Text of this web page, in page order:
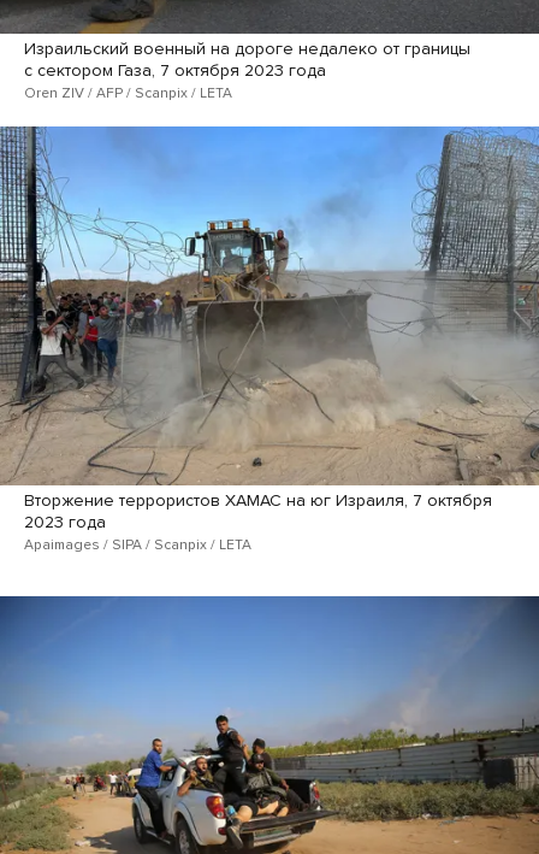
Израильский военный на дороге недалеко от границы
с сектором Газа, 7 октября 2023 года
Oren ZIV / AFP / Scanpix / LETA
Вторжение террористов ХАМАС на юг Израиля, 7 октября
2023 года
Apaimages / SIPA / Scanpix / LETA